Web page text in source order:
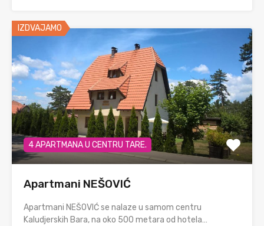
IZDVAJAMO
4 APARTMANA U CENTRU TARE.
Apartmani NEŠOVIĆ
Apartmani NEŠOVIĆ se nalaze u samom centru
Kaludjerskih Bara, na oko 500 metara od hotela…